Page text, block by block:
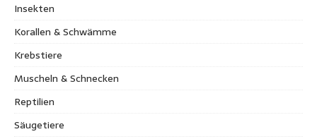
Insekten
Korallen & Schwämme
Krebstiere
Muscheln & Schnecken
Reptilien
Säugetiere